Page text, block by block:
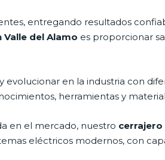
entregando resultados
del Alamo es proporcionar
en la industria con
herramientas y
en el mercado, nuestro cerrajero
eléctricos modernos, con